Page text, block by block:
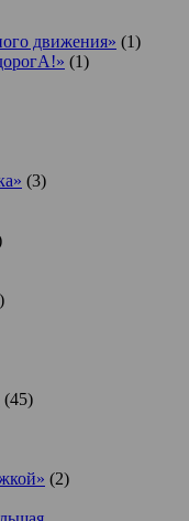
движения» (1)
(1)
(3)
(45)
(2)